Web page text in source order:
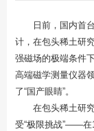
日前，国内首
计，在包头稀土研
强磁场的极端条件
高端磁学测量仪器
了“国产眼睛”。
在包头稀土研
受“极限挑战”——在